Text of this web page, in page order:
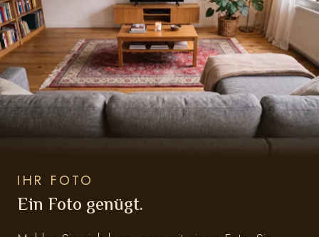
IHR FOTO
Ein Foto genügt.